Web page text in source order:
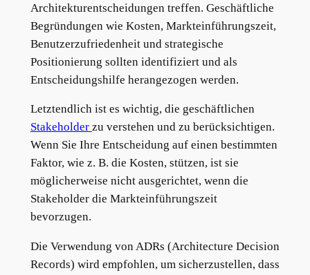
Architekturentscheidungen treffen. Geschäftliche
Begründungen wie Kosten, Markteinführungszeit,
Benutzerzufriedenheit und strategische
Positionierung sollten identifiziert und als
Entscheidungshilfe herangezogen werden.
Letztendlich ist es wichtig, die geschäftlichen
Stakeholder zu verstehen und zu berücksichtigen.
Wenn Sie Ihre Entscheidung auf einen bestimmten
Faktor, wie z. B. die Kosten, stützen, ist sie
möglicherweise nicht ausgerichtet, wenn die
Stakeholder die Markteinführungszeit
bevorzugen.
Die Verwendung von ADRs (Architecture Decision
Records) wird empfohlen, um sicherzustellen, dass